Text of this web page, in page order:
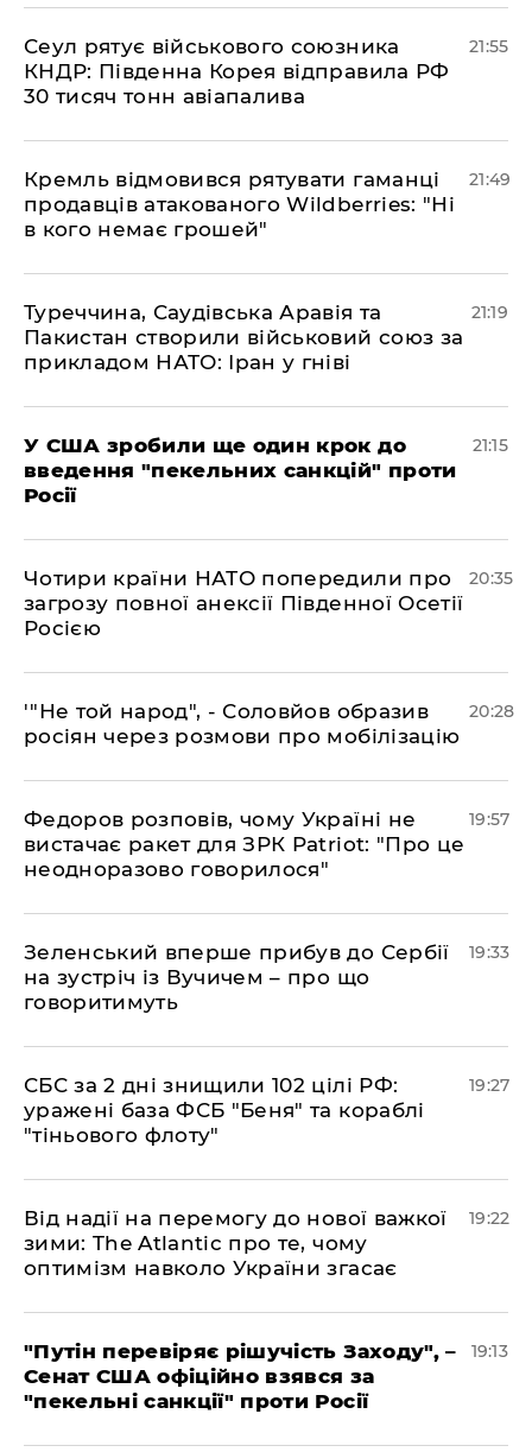
​Сеул рятує військового союзника
КНДР: Південна Корея відправила РФ
30 тисяч тонн авіапалива
21:55
​Кремль відмовився рятувати гаманці
продавців атакованого Wildberries: "Ні
в кого немає грошей"
21:49
​Туреччина, Саудівська Аравія та
Пакистан створили військовий союз за
прикладом НАТО: Іран у гніві
21:19
​У США зробили ще один крок до
введення "пекельних санкцій" проти
Росії
21:15
​Чотири країни НАТО попередили про
загрозу повної анексії Південної Осетії
Росією
20:35
​'"Не той народ", - Соловйов образив
росіян через розмови про мобілізацію
20:28
​Федоров розповів, чому Україні не
вистачає ракет для ЗРК Patriot: "Про це
неодноразово говорилося"
19:57
​Зеленський вперше прибув до Сербії
на зустріч із Вучичем – про що
говоритимуть
19:33
​СБС за 2 дні знищили 102 цілі РФ:
уражені база ФСБ "Беня" та кораблі
"тіньового флоту"
19:27
​Від надії на перемогу до нової важкої
зими: The Atlantic про те, чому
оптимізм навколо України згасає
19:22
​"Путін перевіряє рішучість Заходу", –
Сенат США офіційно взявся за
"пекельні санкції" проти Росії
19:13